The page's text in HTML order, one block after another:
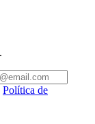
Política de